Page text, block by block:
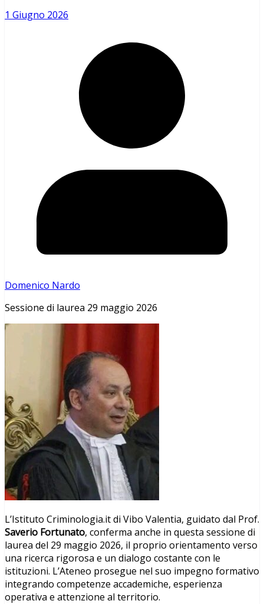
1 Giugno 2026
Domenico Nardo
Sessione di laurea 29 maggio 2026
L’Istituto Criminologia.it di Vibo Valentia, guidato dal Prof.
Saverio Fortunato, conferma anche in questa sessione di
laurea del 29 maggio 2026, il proprio orientamento verso
una ricerca rigorosa e un dialogo costante con le
istituzioni. L’Ateneo prosegue nel suo impegno formativo
integrando competenze accademiche, esperienza
operativa e attenzione al territorio.